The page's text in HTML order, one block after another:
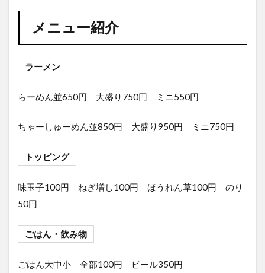
メニュー紹介
ラーメン
らーめん並650円 大盛り750円 ミニ550円
ちゃーしゅーめん並850円 大盛り950円 ミニ750円
トッピング
味玉子100円 ねぎ増し100円 ほうれん草100円 のり
50円
ごはん・飲み物
ごはん大中小 全部100円 ビール350円